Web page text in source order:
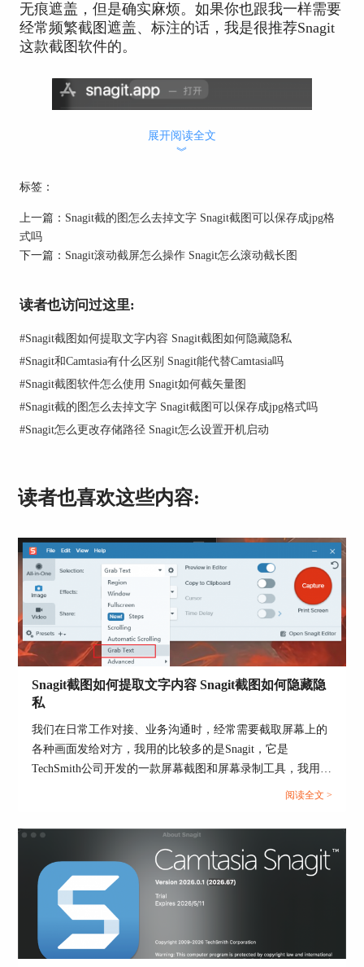
无痕遮盖，但是确实麻烦。如果你也跟我一样需要
经常频繁截图遮盖、标注的话，我是很推荐Snagit
这款截图软件的。
图1：Snagit截图软件
Snagit 截图软件不需要我们来回在多个软件中切
图2：在Snagit内置的编辑器中添加修改文字
反复遮盖，甚至可以直接使用抠图功能将不需要的
区域抠出来，这对于我们来说效率很高。
图3：Snagit的抠图功能
二、Snagit截图的图片大小可以调吗
有伙伴问Snagit截图的图片大小可以调吗？当然可
以。Snagit截图软件的功能还是很全的，不需要我
们再去借助其他辅助软件，软件自己就能直接帮我
们完成缩放调整，而且还能帮我们避免图片因为拉
1、我们打开Snagit截图软件。
展开阅读全文
︾
标签：
上一篇： Snagit截的图怎么去掉文字 Snagit截图可以保存成jpg格
式吗
下一篇： Snagit滚动截屏怎么操作 Snagit怎么滚动截长图
读者也访问过这里:
#Snagit截图如何提取文字内容 Snagit截图如何隐藏隐私
#Snagit和Camtasia有什么区别 Snagit能代替Camtasia吗
#Snagit截图软件怎么使用 Snagit如何截矢量图
#Snagit截的图怎么去掉文字 Snagit截图可以保存成jpg格式吗
#Snagit怎么更改存储路径 Snagit怎么设置开机启动
读者也喜欢这些内容:
Snagit截图如何提取文字内容 Snagit截图如何隐藏隐
私
我们在日常工作对接、业务沟通时，经常需要截取屏幕上的
各种画面发给对方，我用的比较多的是Snagit，它是
TechSmith公司开发的一款屏幕截图和屏幕录制工具，我用它
不仅是因为截图、录屏操作便捷，主要是因为它截取范围可
候，图片里有一大段重要文字我们需要复制出来进行单独整
理，如果手动打字录入的话就很浪费时间，而且还容易输错
字，但是Snagit就可以帮我们提取文字，而且，如果图片里
有一些隐私信息，Snagit在截图的时候我们可以无痕去除隐
私信息。下面就给大家介绍一下Snagit截图如何提取文字内
阅读全文 >